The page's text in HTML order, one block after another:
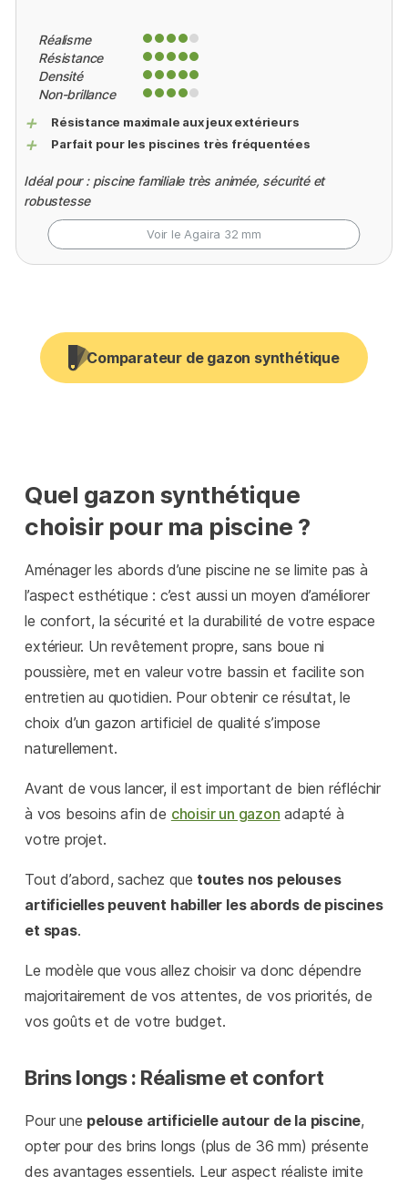
Réalisme
Résistance
Densité
Non-brillance
+ Résistance maximale aux jeux extérieurs
+ Parfait pour les piscines très fréquentées
Idéal pour : piscine familiale très animée, sécurité et
robustesse
Voir le Agaira 32 mm
Comparateur de gazon synthétique
Quel gazon synthétique
choisir pour ma piscine ?
Aménager les abords d’une piscine ne se limite pas à
l’aspect esthétique : c’est aussi un moyen d’améliorer
le confort, la sécurité et la durabilité de votre espace
extérieur. Un revêtement propre, sans boue ni
poussière, met en valeur votre bassin et facilite son
entretien au quotidien. Pour obtenir ce résultat, le
choix d’un gazon artificiel de qualité s’impose
naturellement.
Avant de vous lancer, il est important de bien réfléchir
à vos besoins afin de choisir un gazon adapté à
votre projet.
Tout d’abord, sachez que toutes nos pelouses
artificielles peuvent habiller les abords de piscines
et spas.
Le modèle que vous allez choisir va donc dépendre
majoritairement de vos attentes, de vos priorités, de
vos goûts et de votre budget.
Brins longs : Réalisme et confort
Pour une pelouse artificielle autour de la piscine,
opter pour des brins longs (plus de 36 mm) présente
des avantages essentiels. Leur aspect réaliste imite